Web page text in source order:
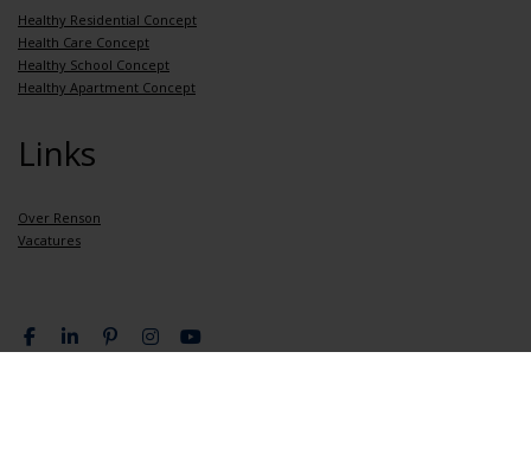
Healthy Residential Concept
Health Care Concept
Healthy School Concept
Healthy Apartment Concept
Links
Over Renson
Vacatures